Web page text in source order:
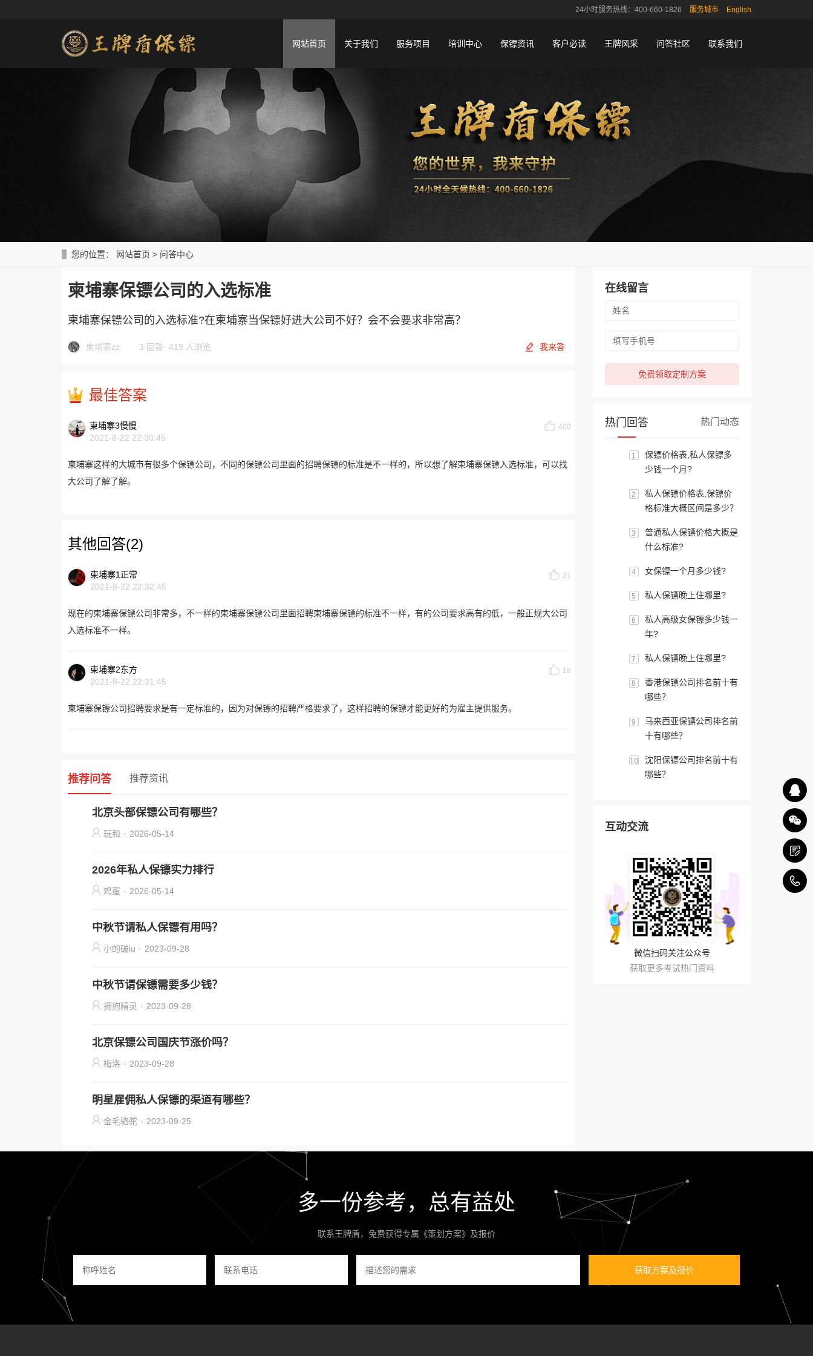
24小时服务热线：400-660-1826 服务城市 English
网站首页 关于我们 服务项目 培训中心 保镖资讯 客户必读 王牌风采 问答社区 联系我们
您的位置： 网站首页 > 问答中心
柬埔寨保镖公司的入选标准
柬埔寨保镖公司的入选标准?在柬埔寨当保镖好进大公司不好？会不会要求非常高？
柬埔寨zz 3 回答· 419 人浏览 我来答
最佳答案
柬埔寨3慢慢
2021-8-22 22:30:45
400
柬埔寨这样的大城市有很多个保镖公司，不同的保镖公司里面的招聘保镖的标准是不一样的，所以想了解柬埔寨保镖入选标准，可以找
大公司了解了解。
其他回答(2)
柬埔寨1正常
2021-8-22 22:32:45
21
现在的柬埔寨保镖公司非常多，不一样的柬埔寨保镖公司里面招聘柬埔寨保镖的标准不一样，有的公司要求高有的低，一般正规大公司
入选标准不一样。
柬埔寨2东方
2021-8-22 22:31:45
18
柬埔寨保镖公司招聘要求是有一定标准的，因为对保镖的招聘严格要求了，这样招聘的保镖才能更好的为雇主提供服务。
推荐问答 推荐资讯
北京头部保镖公司有哪些？
玩和 · 2026-05-14
2026年私人保镖实力排行
鸡蛋 · 2026-05-14
中秋节请私人保镖有用吗？
小的破iu · 2023-09-28
中秋节请保镖需要多少钱？
拥抱精灵 · 2023-09-28
北京保镖公司国庆节涨价吗？
梅洛 · 2023-09-28
明星雇佣私人保镖的渠道有哪些？
金毛骆驼 · 2023-09-25
在线留言
免费领取定制方案
热门回答 热门动态
1
保镖价格表,私人保镖多
少钱一个月?
2
私人保镖价格表,保镖价
格标准大概区间是多少？
3
普通私人保镖价格大概是
什么标准?
4 女保镖一个月多少钱?
5 私人保镖晚上住哪里?
6
私人高级女保镖多少钱一
年?
7 私人保镖晚上住哪里?
8
香港保镖公司排名前十有
哪些？
9
马来西亚保镖公司排名前
十有哪些？
10
沈阳保镖公司排名前十有
哪些？
互动交流
微信扫码关注公众号
获取更多考试热门资料
多一份参考，总有益处
联系王牌盾，免费获得专属《策划方案》及报价
获取方案及报价